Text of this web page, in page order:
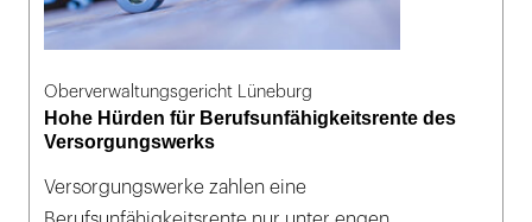
Oberverwaltungsgericht Lüneburg
Hohe Hürden für Berufsunfähigkeitsrente des
Versorgungswerks
Versorgungswerke zahlen eine